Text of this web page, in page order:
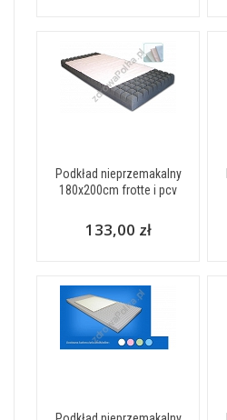
Podkład nieprzemakalny
180x200cm frotte i pcv
133,00 zł